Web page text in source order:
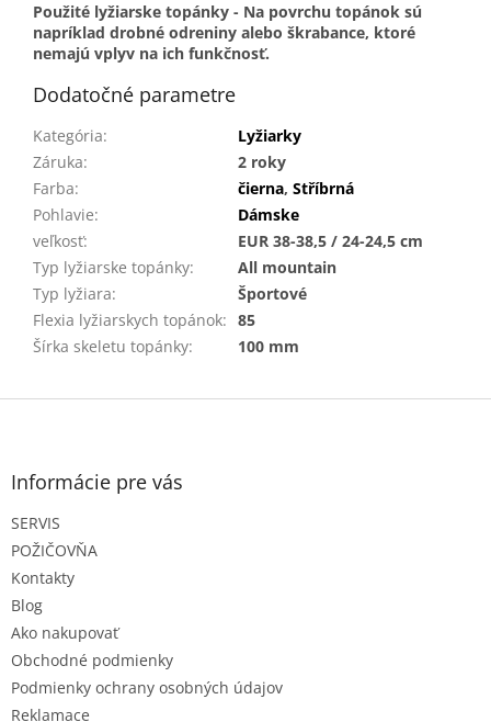
Použité lyžiarske topánky - Na povrchu topánok sú
napríklad drobné odreniny alebo škrabance, ktoré
nemajú vplyv na ich funkčnosť.
Dodatočné parametre
Kategória:
Lyžiarky
Záruka:
2 roky
Farba: čierna, Stříbrná
Pohlavie:
Dámske
veľkosť:
EUR 38-38,5 / 24-24,5 cm
Typ lyžiarske topánky:
All mountain
Typ lyžiara:
Športové
Flexia lyžiarskych topánok: 85
Šírka skeletu topánky: 100 mm
Z
Informácie pre vás
SERVIS
POŽIČOVŇA
Kontakty
Blog
Ako nakupovať
Obchodné podmienky
Podmienky ochrany osobných údajov
Reklamace